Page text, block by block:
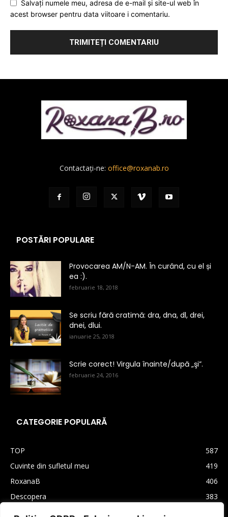
Salvați numele meu, adresa de e-mail și site-ul web în
acest browser pentru data viitoare i comentariu.
Contactați-ne: office@roxanab.ro
POSTĂRI POPULARE
Provocarea AM/N-AM. În curând, cu el și
ea :).
februarie 18, 2018
Se scriu fără cratimă: dra, dna, dl, drei,
dnei, dlui.
ianuarie 25, 2018
Scrie corect! Virgula înainte/după „şi”.
februarie 24, 2016
CATEGORIE POPULARĂ
TOP
587
Cuvinte din sufletul meu
419
RoxanaB
406
Descopera
383